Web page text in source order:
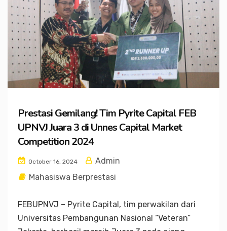
Prestasi Gemilang! Tim Pyrite Capital FEB
UPNVJ Juara 3 di Unnes Capital Market
Competition 2024
October 16, 2024
Admin
Mahasiswa Berprestasi
FEBUPNVJ – Pyrite Capital, tim perwakilan dari
Universitas Pembangunan Nasional “Veteran”